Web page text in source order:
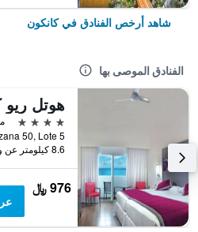
شاهد أرخص الفنادق في كانكون
الفنادق الموصى بها
4 نجوم
8.6 كيلومتر عن وسط المدينة
976 ﷼